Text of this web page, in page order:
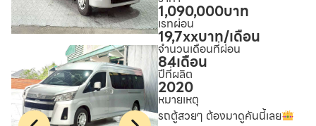
1,090,000บาท
เรทผ่อน
19,7xxบาท/เดือน
จำนวนเดือนที่ผ่อน
84เดือน
ปีที่ผลิต
2020
หมายเหตุ
รถตู้สวยๆ ต้องมาดูคันนี้เลย